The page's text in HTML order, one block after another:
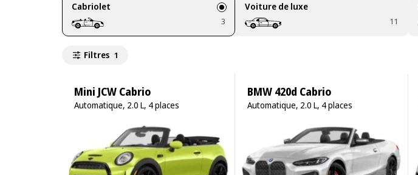
Cabriolet
3
Voiture de luxe
11
Filtres 1
Mini JCW Cabrio
Automatique, 2.0 L, 4 places
BMW 420d Cabrio
Automatique, 2.0 L, 4 places